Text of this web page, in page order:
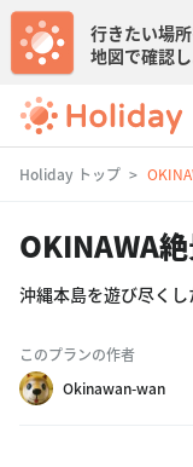
行きたい場
地図で確認
Holiday トップ
OKINAWA絶
沖縄本島を遊び尽く
このプランの作者
Okinawan-wan